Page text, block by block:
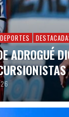
DEPORTES
ADROGUÉ